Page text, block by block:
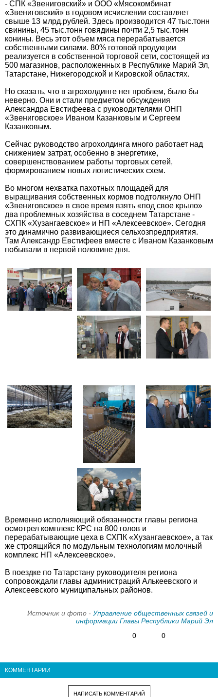
- СПК «Звениговский» и ООО «Мясокомбинат
«Звениговский» в годовом исчислении составляет
свыше 13 млрд.рублей. Здесь производится 47 тыс.тонн
свинины, 45 тыс.тонн говядины почти 2,5 тыс.тонн
конины. Весь этот объем мяса перерабатывается
собственными силами. 80% готовой продукции
реализуется в собственной торговой сети, состоящей из
500 магазинов, расположенных в Республике Марий Эл,
Татарстане, Нижегородской и Кировской областях.
Но сказать, что в агрохолдинге нет проблем, было бы
неверно. Они и стали предметом обсуждения
Александра Евстифеева с руководителями ОНП
«Звениговское» Иваном Казанковым и Сергеем
Казанковым.
Сейчас руководство агрохолдинга много работает над
снижением затрат, особенно в энергетике,
совершенствованием работы торговых сетей,
формированием новых логистических схем.
Во многом нехватка пахотных площадей для
выращивания собственных кормов подтолкнуло ОНП
«Звениговское» в свое время взять «под свое крыло»
два проблемных хозяйства в соседнем Татарстане -
СХПК «Хузангаевское» и НП «Алексеевское». Сегодня
это динамично развивающиеся сельхозпредприятия.
Там Александр Евстифеев вместе с Иваном Казанковым
побывали в первой половине дня.
Временно исполняющий обязанности главы региона
осмотрел комплекс КРС на 800 голов и
перерабатывающие цеха в СХПК «Хузангаевское», а так
же строящийся по модульным технологиям молочный
комплекс НП «Алексеевское».
В поездке по Татарстану руководителя региона
сопровождали главы администраций Алькеевского и
Алексеевского муниципальных районов.
Источник и фото - Управление общественных связей и
информации Главы Республики Марий Эл
0
0
КОММЕНТАРИИ
НАПИСАТЬ КОММЕНТАРИЙ